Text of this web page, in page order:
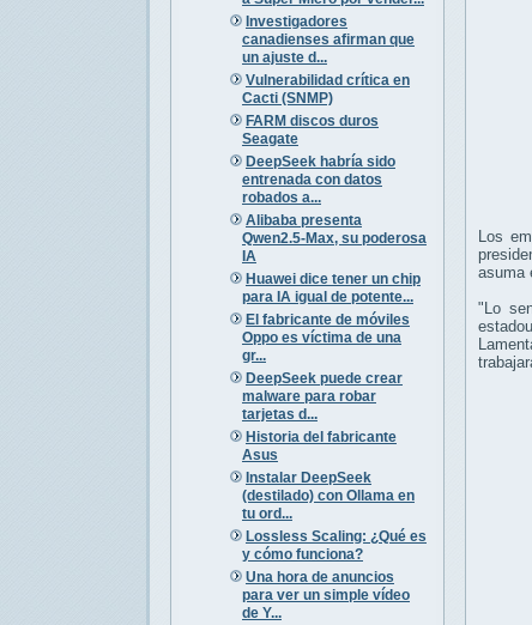
Investigadores
canadienses afirman que
un ajuste d...
Vulnerabilidad crítica en
Cacti (SNMP)
FARM discos duros
Seagate
DeepSeek habría sido
entrenada con datos
robados a...
Alibaba presenta
Qwen2.5-Max, su poderosa
IA
Huawei dice tener un chip
para IA igual de potente...
El fabricante de móviles
Oppo es víctima de una
gr...
DeepSeek puede crear
malware para robar
tarjetas d...
Historia del fabricante
Asus
Instalar DeepSeek
(destilado) con Ollama en
tu ord...
Lossless Scaling: ¿Qué es
y cómo funciona?
Una hora de anuncios
para ver un simple vídeo
de Y...
Los
asuma
"Lo